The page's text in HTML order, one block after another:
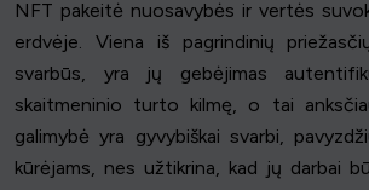
NFT pakeitė nuosavybės ir vertės
erdvėje. Viena iš pagrindinių
svarbūs, yra jų gebėjimas
skaitmeninio turto kilmę, o tai
galimybė yra gyvybiškai svarbi,
kūrėjams, nes užtikrina, kad jų darbai